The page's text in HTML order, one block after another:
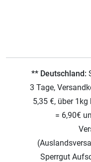
** Deutschland:
3 Tage,
5,35 €, über
= 6,90€
Sperrgut